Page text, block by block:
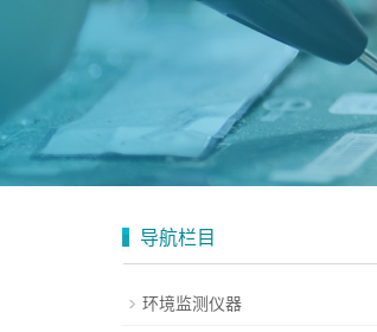
导航栏目
环境监测仪器